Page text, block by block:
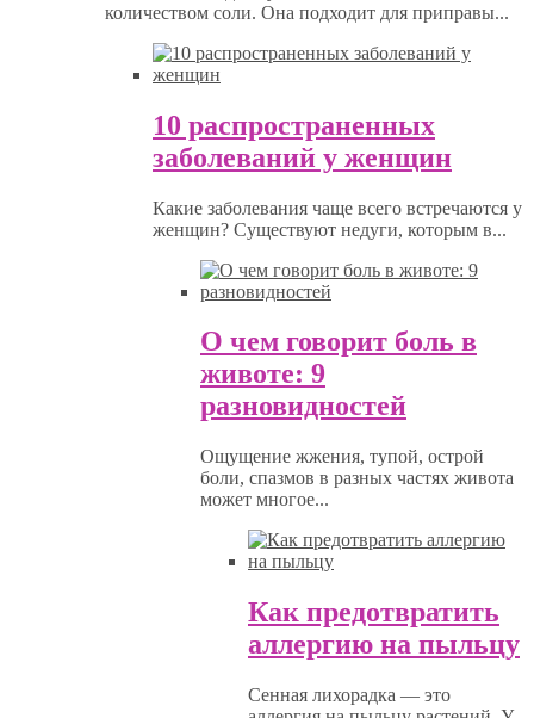
количеством соли. Она подходит для приправы...
10 распространенных
заболеваний у женщин
Какие заболевания чаще всего встречаются у
женщин? Существуют недуги, которым в...
О чем говорит боль в
животе: 9
разновидностей
Ощущение жжения, тупой, острой
боли, спазмов в разных частях живота
может многое...
Как предотвратить
аллергию на пыльцу
Сенная лихорадка — это